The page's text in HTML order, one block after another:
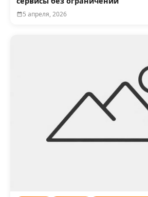
5 апреля, 2026